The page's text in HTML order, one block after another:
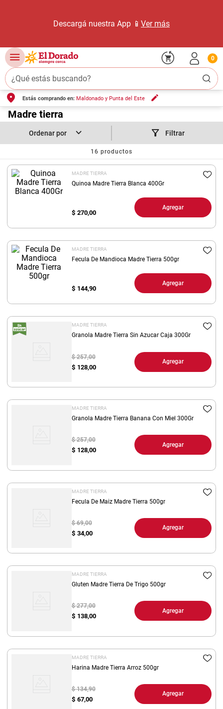
Descargá nuestra App 📱 Ver más
¿Qué estás buscando?
0
Estás comprando en: Maldonado y Punta del Este
Madre tierra
Filtrar
16 productos
MADRE TIERRA
Quinoa Madre Tierra Blanca 400Gr
$ 270,00
Agregar
MADRE TIERRA
Fecula De Mandioca Madre Tierra 500gr
$ 144,90
Agregar
MADRE TIERRA
Granola Madre Tierra Sin Azucar Caja 300Gr
$ 128,00
$ 257,00
Agregar
MADRE TIERRA
Granola Madre Tierra Banana Con Miel 300Gr
$ 128,00
$ 257,00
Agregar
MADRE TIERRA
Fecula De Maiz Madre Tierra 500gr
$ 34,00
$ 69,00
Agregar
MADRE TIERRA
Gluten Madre Tierra De Trigo 500gr
$ 138,00
$ 277,00
Agregar
MADRE TIERRA
Harina Madre Tierra Arroz 500gr
$ 67,00
$ 134,90
Agregar
TÉRMINOS MÁS BUSCADOS
leche
4. queso
5. pollo
. bondiola
. fideos